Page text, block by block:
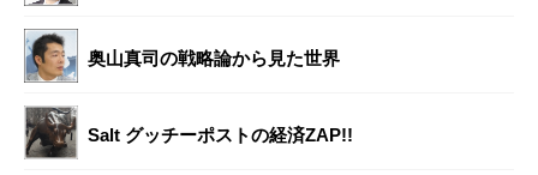
奥山真司の戦略論から見た世界
Salt グッチーポストの経済ZAP!!